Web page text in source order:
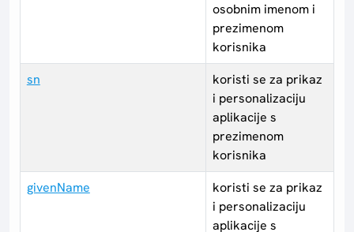
osobnim imenom i
prezimenom
korisnika
sn
koristi se za prikaz
i personalizaciju
aplikacije s
prezimenom
korisnika
givenName
koristi se za prikaz
i personalizaciju
aplikacije s